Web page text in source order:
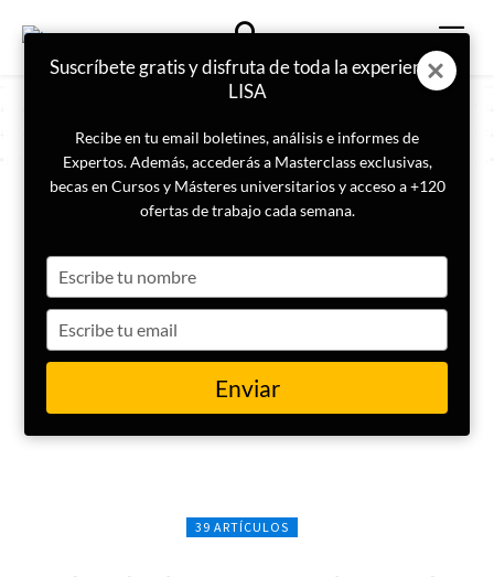
COLABORADOR
39 ARTÍCULOS
Suscríbete gratis y disfruta de toda la experiencia
LISA
Recibe en tu email boletines, análisis e informes de
Expertos. Además, accederás a Masterclass exclusivas,
becas en Cursos y Másteres universitarios y acceso a +120
ofertas de trabajo cada semana.
your
name
your
email
Enviar